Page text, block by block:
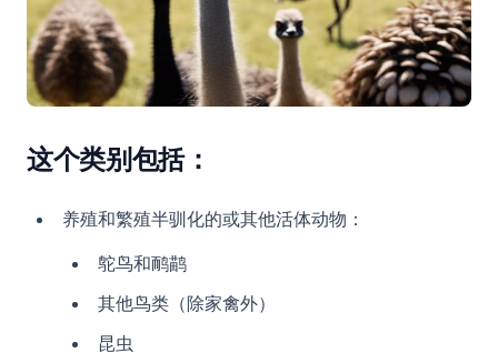
这个类别包括：
养殖和繁殖半驯化的或其他活体动物：
鸵鸟和鸸鹋
其他鸟类（除家禽外）
昆虫